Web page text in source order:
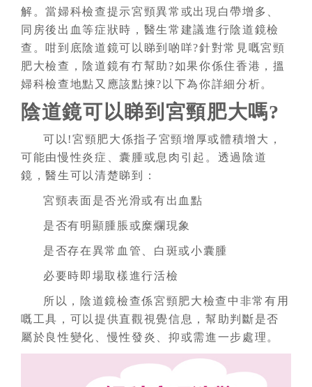
解。當婦科檢查提示宮頸異常或出現白帶增多、
同房後出血等症狀時，醫生常建議進行陰道鏡檢
查。咁到底陰道鏡可以睇到啲咩?針對常見嘅宮頸
肥大檢查，陰道鏡有冇幫助?如果你係住香港，搵
婦科檢查地點又應該點揀?以下為你詳細分析。
陰道鏡可以睇到宮頸肥大嗎?
可以!宮頸肥大係指子宮頸增厚或體積增大，
可能由慢性炎症、囊腫或息肉引起。透過陰道
鏡，醫生可以清楚睇到：
宮頸表面是否光滑或有出血點
是否有明顯腫脹或糜爛現象
是否存在異常血管、白斑或小囊腫
必要時即場取樣進行活檢
所以，陰道鏡檢查係宮頸肥大檢查中非常有用
嘅工具，可以提供直觀視覺信息，幫助判斷是否
屬於良性變化、慢性發炎、抑或需進一步處理。